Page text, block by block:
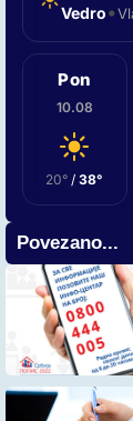
Vedro•
Pon
10.08
20° /38°
Povezano...